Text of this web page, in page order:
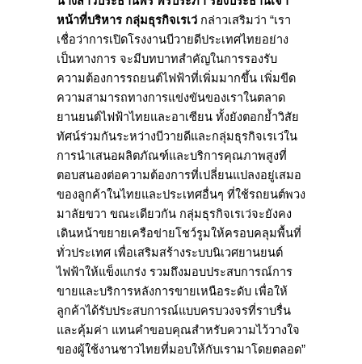
หน้าที่บริหาร กลุ่มธุรกิจเรเว่ กล่าวเสริมว่า “เรา
เชื่อว่าการเปิดโรงงานบีวายดีประเทศไทยอย่าง
เป็นทางการ จะมีบทบาทสำคัญในการรองรับ
ความต้องการรถยนต์ไฟฟ้าที่เพิ่มมากขึ้น เพิ่มขีด
ความสามารถทางการแข่งขันของเราในตลาด
ยานยนต์ไฟฟ้าไทยและอาเซียน ทั้งยังตอกย้ำวิสัย
ทัศน์ร่วมกันระหว่างบีวายดีและกลุ่มธุรกิจเรเว่ใน
การนำเสนอผลิตภัณฑ์และบริการคุณภาพสูงที่
ตอบสนองต่อความต้องการที่เปลี่ยนแปลงอยู่เสมอ
ของลูกค้าในไทยและประเทศอื่นๆ ที่ใช้รถยนต์พวง
มาลัยขวา ขณะเดียวกัน กลุ่มธุรกิจเรเว่จะยังคง
เดินหน้าขยายเครือข่ายโชว์รูมให้ครอบคลุมพื้นที่
ทั่วประเทศ เพื่อเสริมสร้างระบบนิเวศยานยนต์
ไฟฟ้าให้แข็งแกร่ง รวมถึงมอบประสบการณ์การ
ขายและบริการหลังการขายเหนือระดับ เพื่อให้
ลูกค้าได้รับประสบการณ์แบบครบวงจรที่ราบรื่น
และคุ้มค่า แทนคำขอบคุณสำหรับความไว้วางใจ
ของผู้ใช้งานชาวไทยที่มอบให้กับเรามาโดยตลอด”